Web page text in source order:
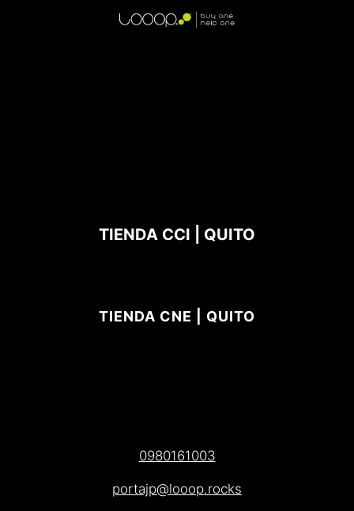
TIENDA CCI | QUITO
TIENDA CNE | QUITO
0980161003
portajp@looop.rocks